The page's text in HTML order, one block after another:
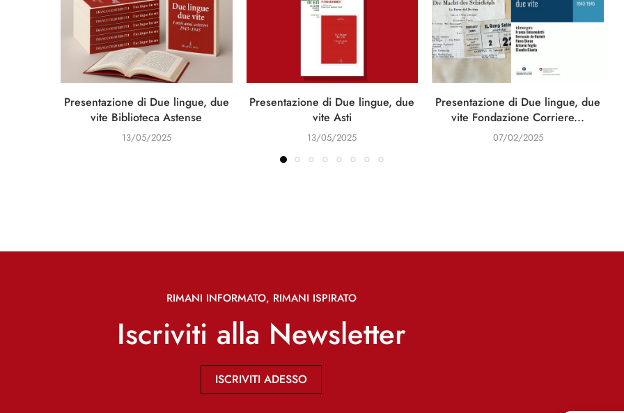
Presentazione di Due lingue, due
vite Biblioteca Astense
13/05/2025
Presentazione di Due lingue, due
vite Asti
13/05/2025
Presentazione di Due lingue, due
vite Fondazione Corriere...
07/02/2025
RIMANI INFORMATO, RIMANI ISPIRATO
Iscriviti alla Newsletter
ISCRIVITI ADESSO